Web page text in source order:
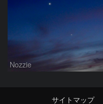
Nozzie
サイトマップ